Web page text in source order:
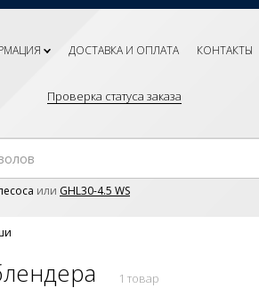
ДОСТАВКА И ОПЛАТА КОНТАКТЫ
Проверка статуса заказа
или GHL30-4.5 WS
1 товар